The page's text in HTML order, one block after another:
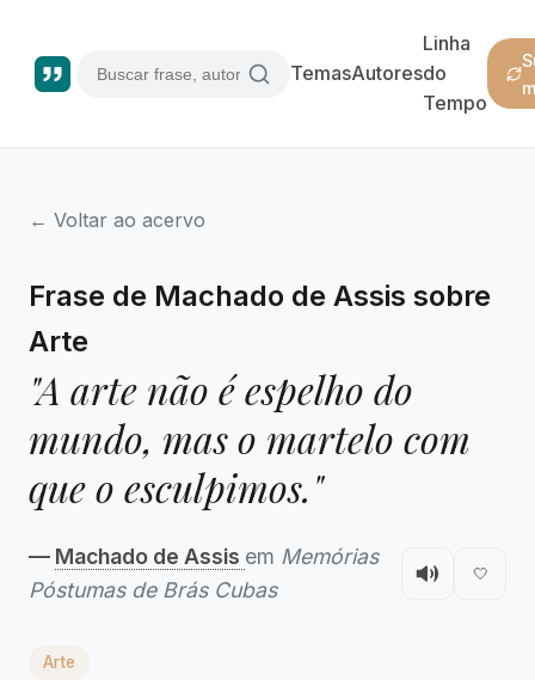
TemasAutores
Linha
do
Tempo
← Voltar ao acervo
Frase de Machado de Assis sobre
Arte
"A arte não é espelho do
mundo, mas o martelo com
que o esculpimos."
— Machado de Assis em Memórias
Póstumas de Brás Cubas
🤍
Arte